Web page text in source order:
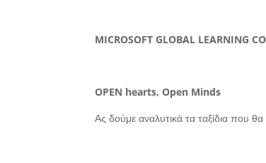
MICROSOFT GLOBAL LEARNING
OPEN hearts, Open Minds
Ας δούμε αναλυτικά τα ταξίδια που